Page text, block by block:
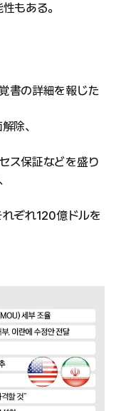
もある。
書の詳細を報じた
除、
ス保証などを盛り
ぞれ120億ドルを